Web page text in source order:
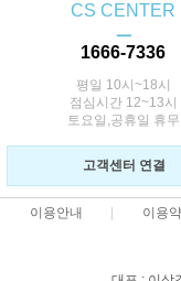
CS CENTER
ㅡ
1666-7336
평일 10시~18시
점심시간 12~13시
토요일,공휴일 휴무
고객센터 연결
이용안내 이용